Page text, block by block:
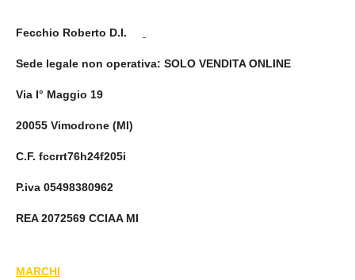
Fecchio Roberto D.I.
Sede legale non operativa: SOLO VENDITA ONLINE
Via I° Maggio 19
20055 Vimodrone (MI)
C.F. fccrrt76h24f205i
P.iva 05498380962
REA 2072569 CCIAA MI
MARCHI